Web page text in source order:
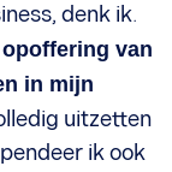
denk ik.
van
in mijn
uitzetten
ik ook